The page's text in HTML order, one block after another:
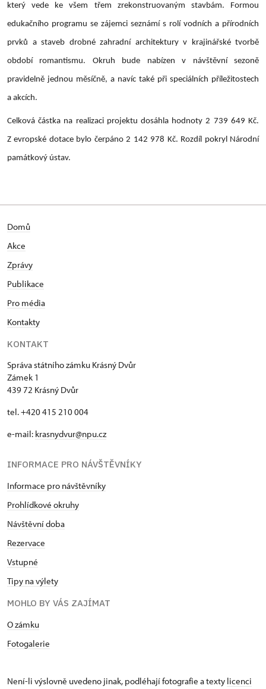
který vede ke všem třem zrekonstruovaným stavbám. Formou
edukačního programu se zájemci seznámí s rolí vodních a přírodních
prvků a staveb drobné zahradní architektury v krajinářské tvorbě
období romantismu. Okruh bude nabízen v návštěvní sezoně
pravidelně jednou měsíčně, a navíc také při speciálních příležitostech
a akcích.
Celková částka na realizaci projektu dosáhla hodnoty 2 739 649 Kč.
Z evropské dotace bylo čerpáno 2 142 978 Kč. Rozdíl pokryl Národní
památkový ústav.
Domů
Akce
Zprávy
Publikace
Pro média
Kontakty
KONTAKT
Správa státního zámku Krásný Dvůr
Zámek 1
439 72 Krásný Dvůr
tel. +420 415 210 004
e-mail: krasnydvur@npu.cz
INFORMACE PRO NÁVŠTĚVNÍKY
Informace pro návštěvníky
Prohlídkové okruhy
Návštěvní doba
Rezervace
Vstupné
Tipy na výlety
MOHLO BY VÁS ZAJÍMAT
O zámku
Fotogalerie
Není-li výslovně uvedeno jinak, podléhají fotografie a texty licenci